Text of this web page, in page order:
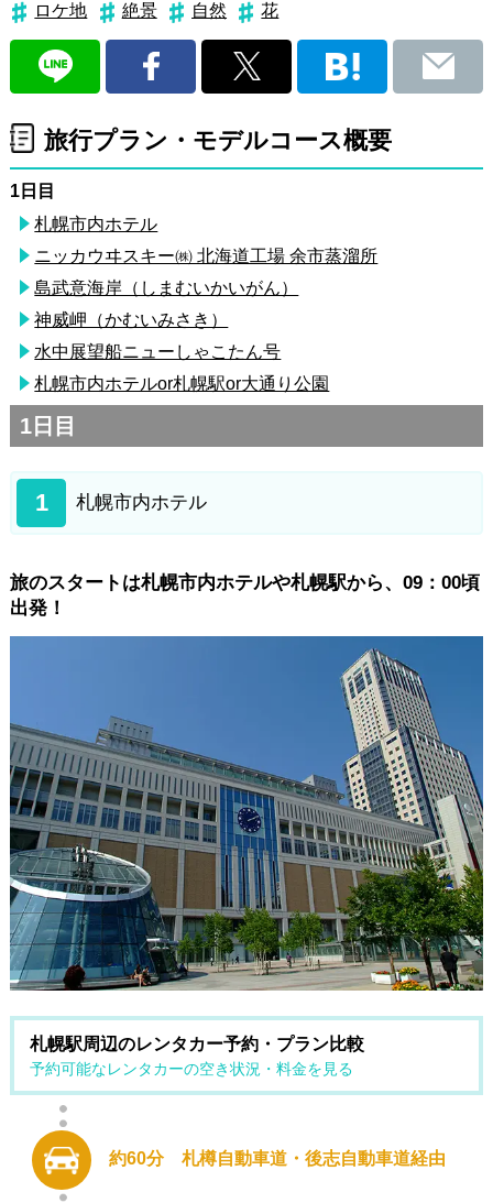
ロケ地 絶景 自然 花
旅行プラン・モデルコース概要
1日目
札幌市内ホテル
ニッカウヰスキー㈱ 北海道工場 余市蒸溜所
島武意海岸（しまむいかいがん）
神威岬（かむいみさき）
水中展望船ニューしゃこたん号
札幌市内ホテルor札幌駅or大通り公園
1日目
1 札幌市内ホテル
旅のスタートは札幌市内ホテルや札幌駅から、09：00頃
出発！
札幌駅周辺のレンタカー予約・プラン比較
予約可能なレンタカーの空き状況・料金を見る
約60分 札樽自動車道・後志自動車道経由